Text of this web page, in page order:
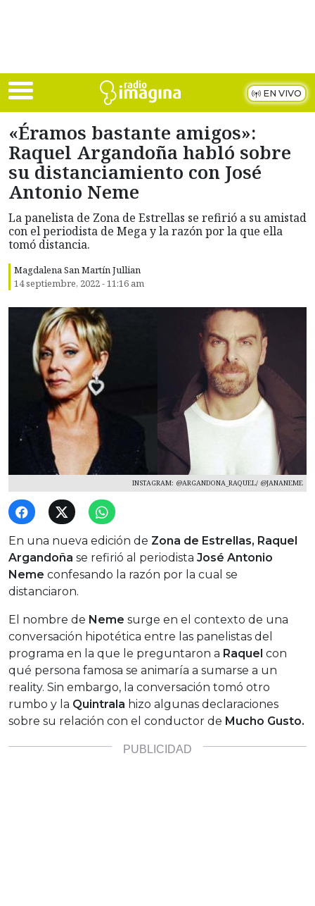
EN VIVO
«Éramos bastante amigos»:
Raquel Argandoña habló sobre
su distanciamiento con José
Antonio Neme
La panelista de Zona de Estrellas se refirió a su amistad
con el periodista de Mega y la razón por la que ella
tomó distancia.
Magdalena San Martín Jullian
14 septiembre, 2022 - 11:16 am
INSTAGRAM: @ARGANDONA_RAQUEL/ @JANANEME
En una nueva edición de Zona de Estrellas, Raquel
Argandoña se refirió al periodista José Antonio
Neme confesando la razón por la cual se
distanciaron.
El nombre de Neme surge en el contexto de una
conversación hipotética entre las panelistas del
programa en la que le preguntaron a Raquel con
qué persona famosa se animaría a sumarse a un
reality. Sin embargo, la conversación tomó otro
rumbo y la Quintrala hizo algunas declaraciones
sobre su relación con el conductor de Mucho Gusto.